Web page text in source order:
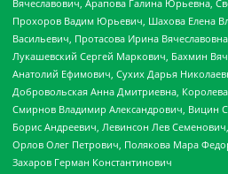
Вячеславович, Арапова Галина Юрьевна,
Прохоров Вадим Юрьевич, Шахова Елена
Васильевич, Протасова Ирина
Лукашевский Сергей Маркович, Бахмин
Анатолий Ефимович, Сухих Дарья
Добровольская Анна Дмитриевна, Королева
Смирнов Владимир Александрович, Вицин
Борис Андреевич, Левинсон Лев
Орлов Олег Петрович, Полякова Мара
Захаров Герман Константинович